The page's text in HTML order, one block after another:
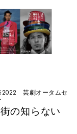
2022 芸劇オータムセ
の知らない